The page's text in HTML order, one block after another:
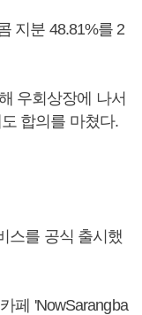
지분 48.81%를 2
우회상장에 나서
합의를 마쳤다.
스를 공식 출시했
페 'NowSarangba